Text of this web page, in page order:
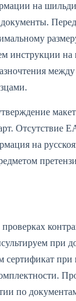
на
инструкции на
Отсутствие
на
при
сертификат при
по